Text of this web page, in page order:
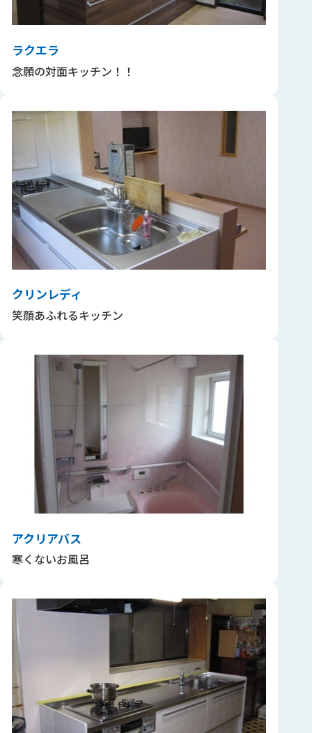
ラクエラ
念願の対面キッチン！！
クリンレディ
笑顔あふれるキッチン
アクリアバス
寒くないお風呂